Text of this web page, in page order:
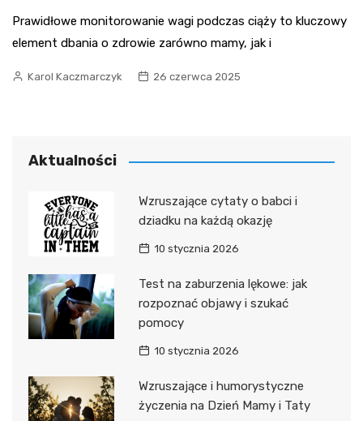
Prawidłowe monitorowanie wagi podczas ciąży to kluczowy
element dbania o zdrowie zarówno mamy, jak i
Karol Kaczmarczyk 26 czerwca 2025
Aktualności
Wzruszające cytaty o babci i
dziadku na każdą okazję
10 stycznia 2026
Test na zaburzenia lękowe: jak
rozpoznać objawy i szukać
pomocy
10 stycznia 2026
Wzruszające i humorystyczne
życzenia na Dzień Mamy i Taty